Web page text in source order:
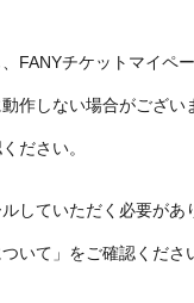
FANYチケットマイペ
作しない場合がござ
ださい。
していただく必要があ
いて」をご確認くださ